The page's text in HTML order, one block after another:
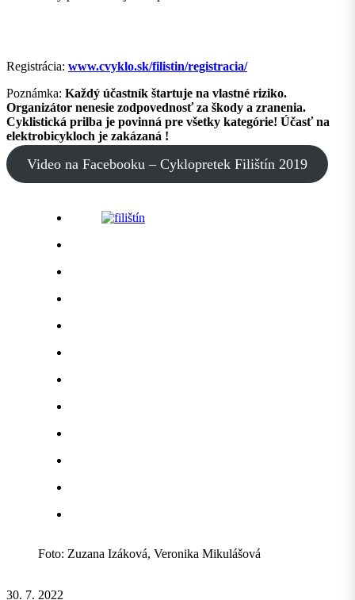
Registrácia: www.cvyklo.sk/filistin/registracia/
Poznámka: Každý účastník štartuje na vlastné riziko.
Organizátor nenesie zodpovednosť za škody a zranenia.
Cyklistická prilba je povinná pre všetky kategórie! Účasť na
elektrobicykloch je zakázaná !
Video na Facebooku – Cyklopretek Filištín 2019
Foto: Zuzana Izáková, Veronika Mikulášová
30. 7. 2022